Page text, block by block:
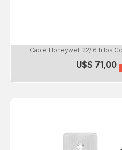
Cable Honeywell 22/ 6 hilos
U$S 71,00